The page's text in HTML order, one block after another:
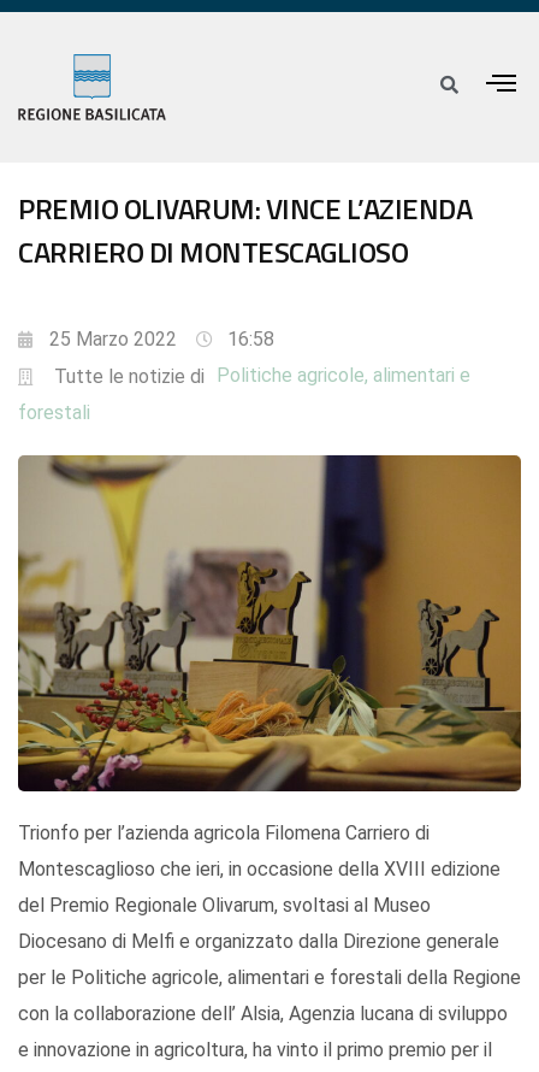
PREMIO OLIVARUM: VINCE L’AZIENDA
CARRIERO DI MONTESCAGLIOSO
25 Marzo 2022
16:58
Tutte le notizie di
Politiche agricole, alimentari e
forestali
Trionfo per l’azienda agricola Filomena Carriero di
Montescaglioso che ieri, in occasione della XVIII edizione
del Premio Regionale Olivarum, svoltasi al Museo
Diocesano di Melfi e organizzato dalla Direzione generale
per le Politiche agricole, alimentari e forestali della Regione
con la collaborazione dell’ Alsia, Agenzia lucana di sviluppo
e innovazione in agricoltura, ha vinto il primo premio per il